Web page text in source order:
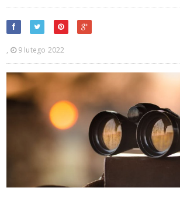
, 9 lutego 2022